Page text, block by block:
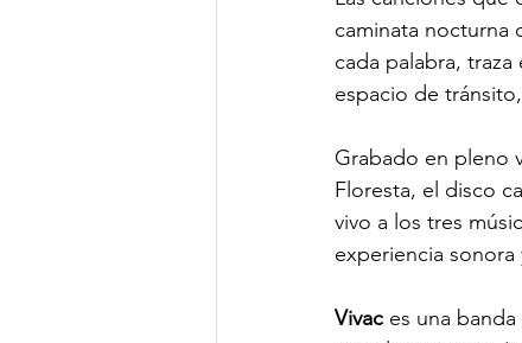
caminata nocturna
cada palabra,
espacio de
Grabado en pleno
Floresta, el disco
vivo a los tres
experiencia sonora
Vivac es una